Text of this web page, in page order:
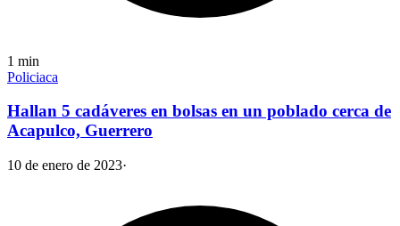
1 min
Policiaca
Hallan 5 cadáveres en bolsas en un poblado cerca de
Acapulco, Guerrero
10 de enero de 2023·